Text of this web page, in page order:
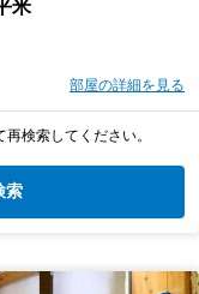
米
部屋の詳細を見る
検索してください。
索